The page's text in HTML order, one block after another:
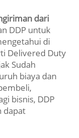
dari
DDP untuk
di
Delivered Duty
Sudah
biaya dan
bisnis, DDP
dapat